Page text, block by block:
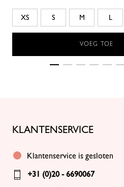
XS S M L
VOEG TOE
KLANTENSERVICE
Klantenservice is gesloten
+31 (0)20 - 6690067